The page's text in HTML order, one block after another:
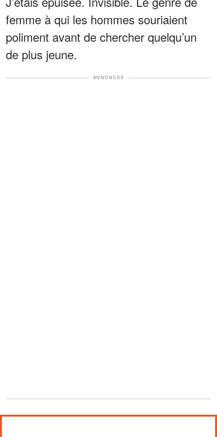
femme à qui les hommes souriaient
poliment avant de chercher quelqu’un
de plus jeune.
ANNONCES